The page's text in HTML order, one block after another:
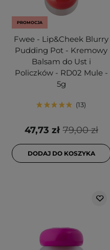
PROMOCJA
Fwee - Lip&Cheek Blurry
Pudding Pot - Kremowy
Balsam do Ust i
Policzków - RD02 Mule -
5g
13
79,00 zł
47,73 zł
DODAJ DO KOSZYKA